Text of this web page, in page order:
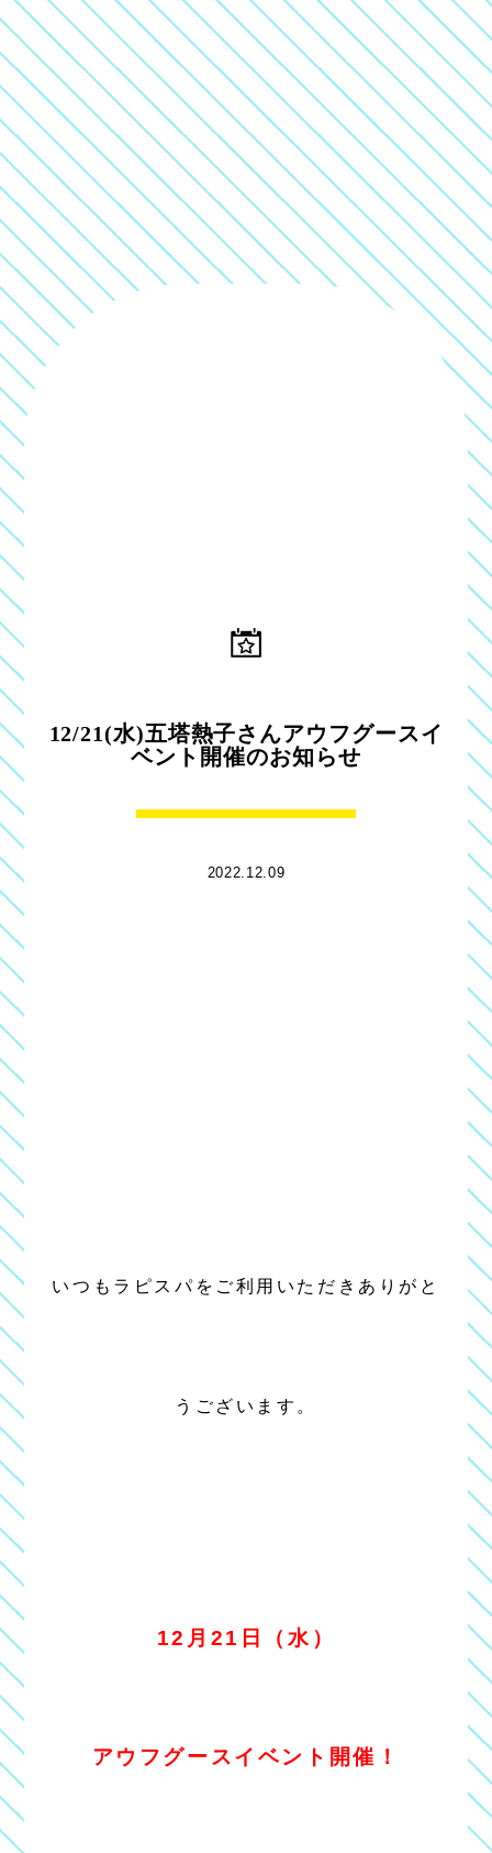
12/21(水)五塔熱子さんアウフグースイ
ベント開催のお知らせ
2022.12.09
いつもラピスパをご利用いただきありがと
うございます。
12月21日（水）
アウフグースイベント開催！